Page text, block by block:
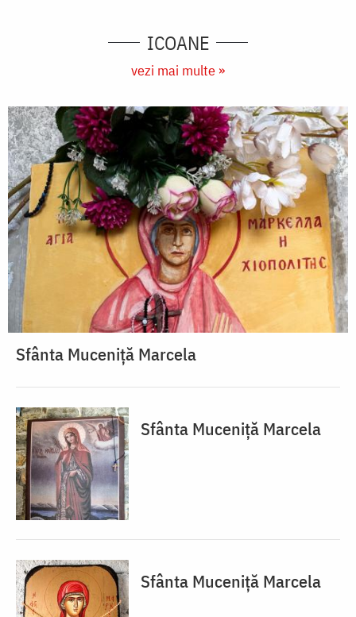
ICOANE
vezi mai multe »
Sfânta Muceniță Marcela
Sfânta Muceniță Marcela
Sfânta Muceniță Marcela